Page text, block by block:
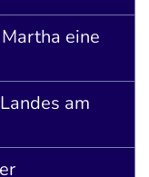
eine
am